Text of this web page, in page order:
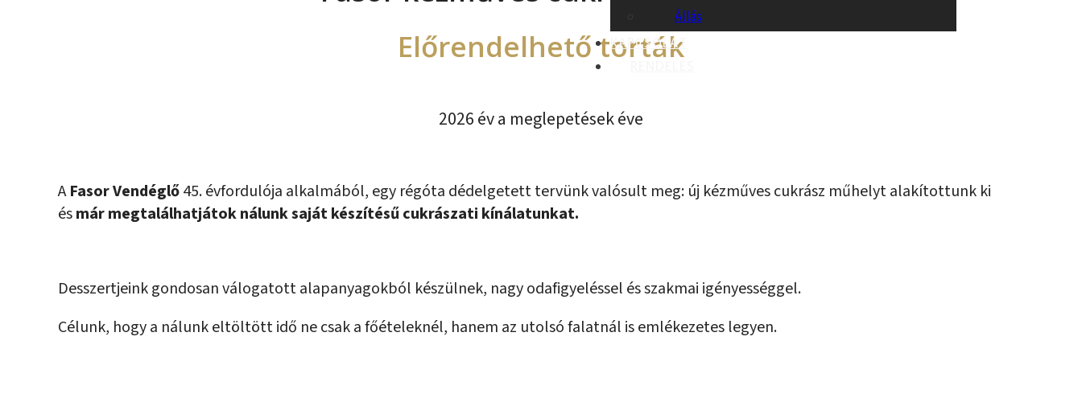
Állás
KAPCSOLAT
Előrendelhető torták
2026 év a meglepetések éve
AFasor Vendéglő45. évfordulója alkalmából, egy régóta dédelgetett tervünk valósult meg: új kézműves cukrász műhelyt alakítottunk ki
ésmár megtalálhatjátok nálunk saját készítésű cukrászati kínálatunkat.
Desszertjeink gondosan válogatott alapanyagokból készülnek, nagy odafigyeléssel és szakmai igényességgel.
Célunk, hogy a nálunk eltöltött idő ne csak a főételeknél, hanem az utolsó falatnál is emlékezetes legyen.